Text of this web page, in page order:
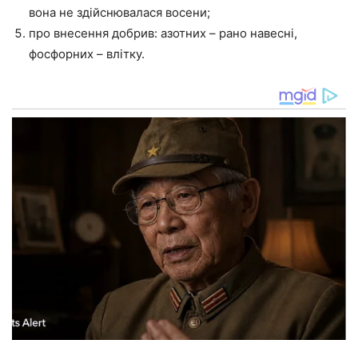
вона не здійснювалася восени;
про внесення добрив: азотних – рано навесні,
фосфорних – влітку.